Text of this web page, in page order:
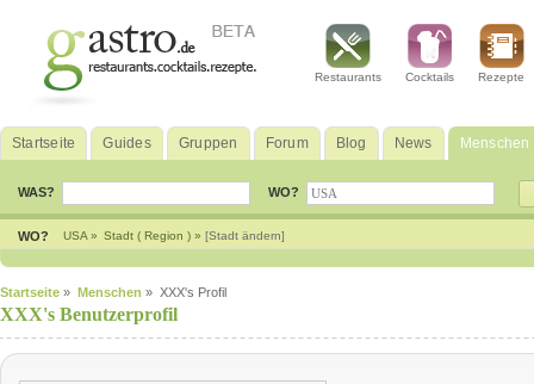
Restaurants Cocktails Rezepte
Startseite Guides Gruppen Forum Blog News Menschen
WAS? WO?
WO? USA » Stadt ( Region ) » [Stadt ändern]
Startseite » Menschen » XXX's Profil
XXX's Benutzerprofil